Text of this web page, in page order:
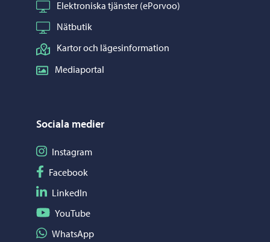
Elektroniska tjänster (ePorvoo)
Nätbutik
Kartor och lägesinformation
Mediaportal
Sociala medier
Följ på Instagram
Instagram
Följ på Facebook
Facebook
Följ på LinkedIn
LinkedIn
Följ på YouTube
YouTube
Dela på WhatsApp
WhatsApp